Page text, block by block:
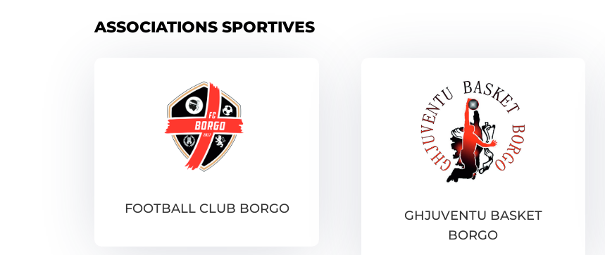
ASSOCIATIONS SPORTIVES
FOOTBALL CLUB BORGO
GHJUVENTU BASKET
BORGO